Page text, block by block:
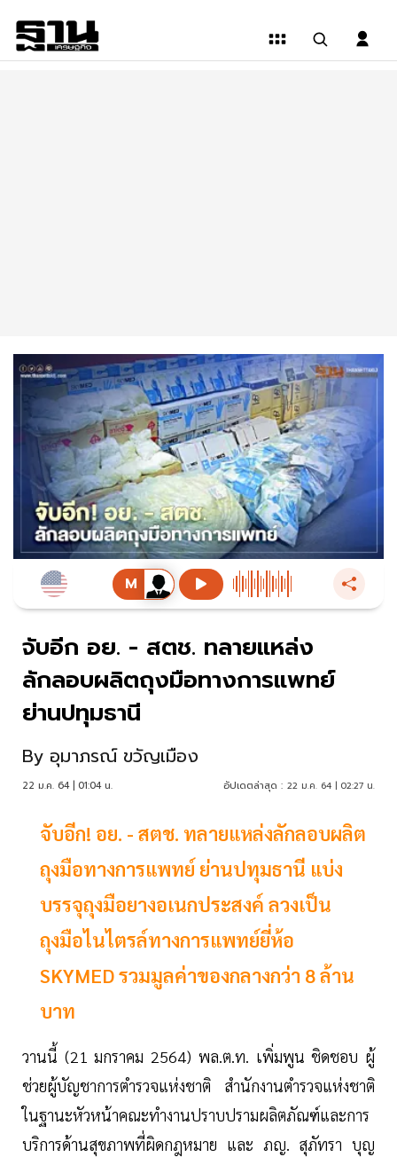
จับอีก อย. - สตช. ทลายแหล่ง
ลักลอบผลิตถุงมือทางการแพทย์
ย่านปทุมธานี
By อุมาภรณ์ ขวัญเมือง
22 ม.ค. 64 | 01:04 น. อัปเดตล่าสุด : 22 ม.ค. 64 | 02:27 น.
จับอีก! อย. - สตช. ทลายแหล่งลักลอบผลิต
ถุงมือทางการแพทย์ ย่านปทุมธานี แบ่ง
บรรจุถุงมือยางอเนกประสงค์ ลวงเป็น
ถุงมือไนไตรล์ทางการแพทย์ยี่ห้อ
SKYMED รวมมูลค่าของกลางกว่า 8 ล้าน
บาท
วานนี้ (21 มกราคม 2564) พล.ต.ท. เพิ่มพูน ชิดชอบ ผู้
ช่วยผู้บัญชาการตำรวจแห่งชาติ สำนักงานตำรวจแห่งชาติ
ในฐานะหัวหน้าคณะทำงานปราบปรามผลิตภัณฑ์และการ
บริการด้านสุขภาพที่ผิดกฎหมาย และ ภญ. สุภัทรา บุญ